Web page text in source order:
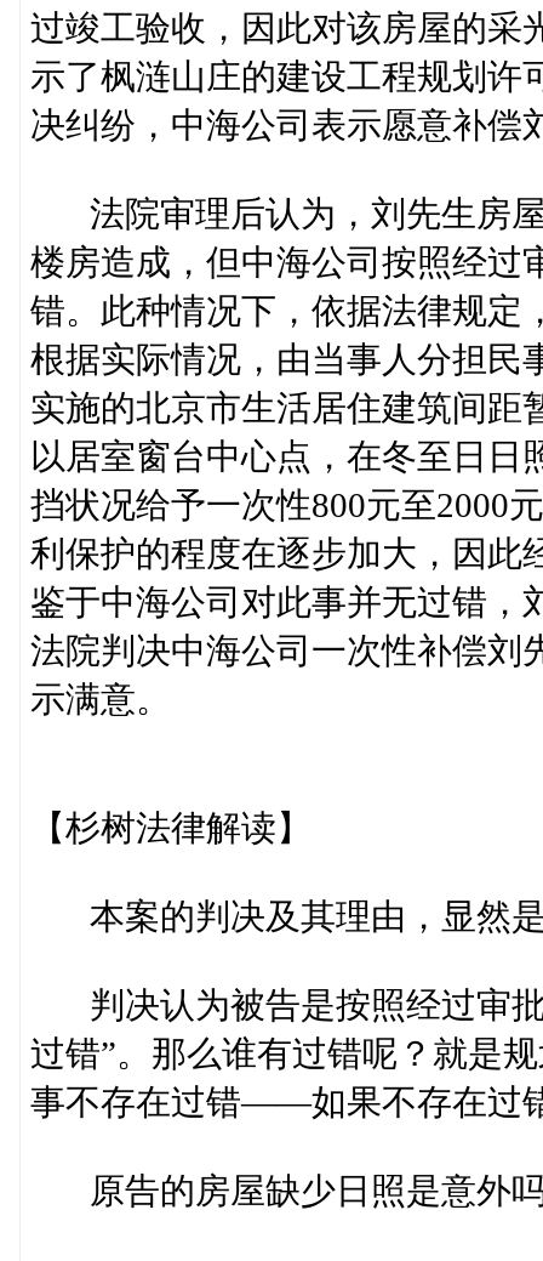
过竣工验收，因此对该房屋的采
示了枫涟山庄的建设工程规划许
决纠纷，中海公司表示愿意补偿
法院审理后认为，刘先生房屋
楼房造成，但中海公司按照经过
错。此种情况下，依据法律规定
根据实际情况，由当事人分担民
实施的北京市生活居住建筑间距
以居室窗台中心点，在冬至日
挡状况给予一次性800元至2000
利保护的程度在逐步加大，因此
鉴于中海公司对此事并无过错，
法院判决中海公司一次性补偿刘
示满意。
【杉树法律解读】
本案的判决及其理由，显然
判决认为被告是按照经过审批
过错”。那么谁有过错呢？就是
事不存在过错——如果不存在过
原告的房屋缺少日照是意外